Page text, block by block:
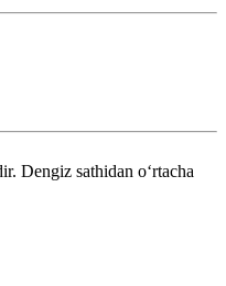
Dengiz sathidan oʻrtacha